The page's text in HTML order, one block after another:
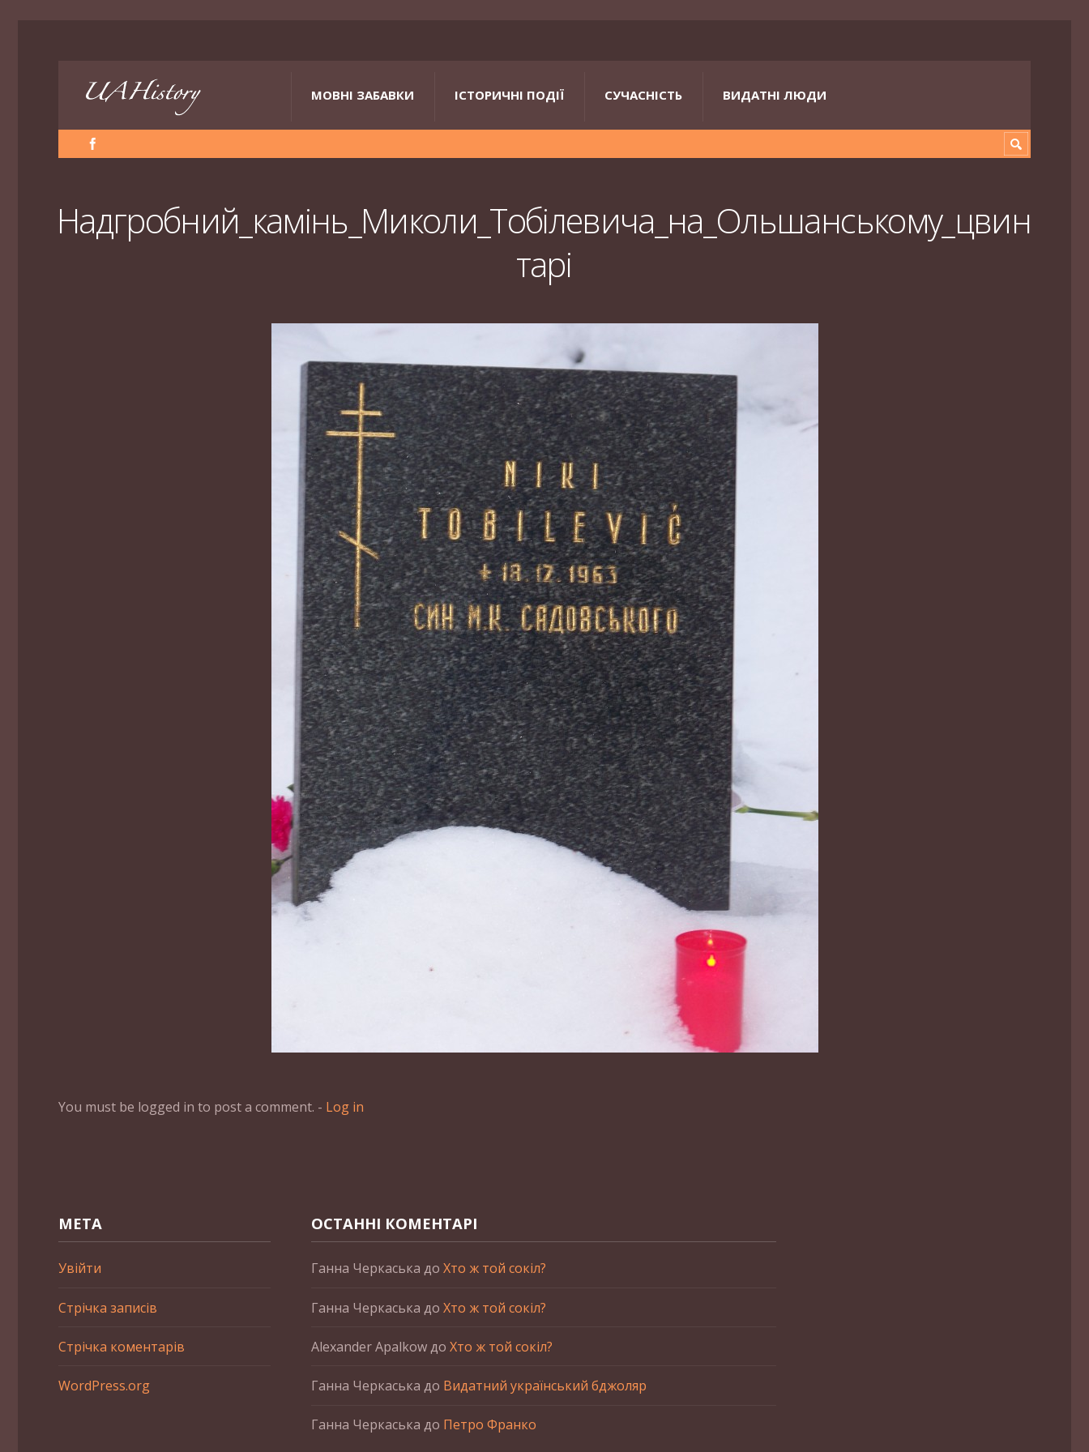
МОВНІ ЗАБАВКИ ІСТОРИЧНІ ПОДІЇ СУЧАСНІСТЬ ВИДАТНІ ЛЮДИ
Надгробний_камінь_Миколи_Тобілевича_на_Ольшанському_цвин
тарі
You must be logged in to post a comment. - Log in
МЕТА
Увійти
Стрічка записів
Стрічка коментарів
WordPress.org
ОСТАННІ КОМЕНТАРІ
Ганна Черкаська до Хто ж той сокіл?
Ганна Черкаська до Хто ж той сокіл?
Alexander Apalkowдо Хто ж той сокіл?
Ганна Черкаська до Видатний український бджоляр
Ганна Черкаська до Петро Франко